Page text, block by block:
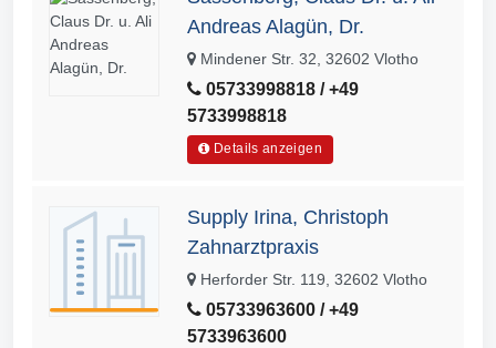
Andreas Alagün, Dr.
Mindener Str. 32, 32602 Vlotho
05733998818 / +49
5733998818
Details anzeigen
Supply Irina, Christoph
Zahnarztpraxis
Herforder Str. 119, 32602 Vlotho
05733963600 / +49
5733963600